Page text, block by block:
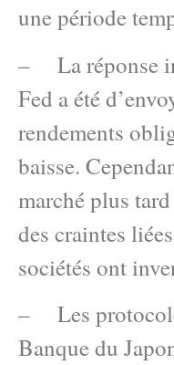
une période
– La réponse
Fed a été
rendements
baisse.
marché plus
des craintes
sociétés ont
– Les
Banque du